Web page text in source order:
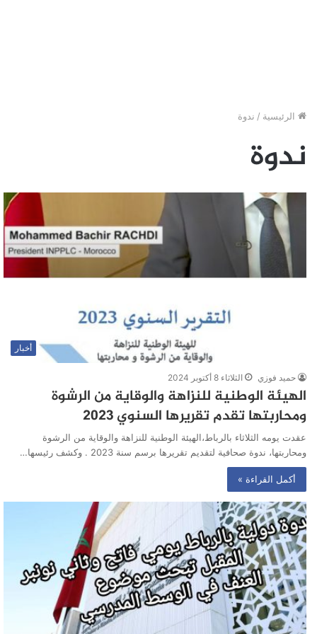
الرئيسية / ندوة
ندوة
أخبار
حميد فوزي الثلاثاء 8 أكتوبر 2024
الهيئة الوطنية للنزاهة والوقاية من الرشوة
ومحاربتها تقدم تقريرها السنوي 2023
عقدت يومه الثلاثاء بالرباط،الهيئة الوطنية للنزاهة والوقاية من الرشوة
ومحاربتها، ندوة صحافية لتقديم تقريرها برسم سنة 2023 . وكشف رئيسها…
أكمل القراءة »